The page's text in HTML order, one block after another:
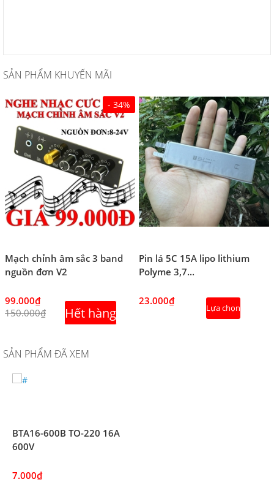
SẢN PHẨM KHUYẾN MÃI
- 34%
Mạch chỉnh âm sắc 3 band
nguồn đơn V2
99.000₫
150.000₫
Hết hàng
Pin lá 5C 15A lipo lithium
Polyme 3,7...
23.000₫
Lựa chọn
SẢN PHẨM ĐÃ XEM
BTA16-600B TO-220 16A
600V
7.000₫